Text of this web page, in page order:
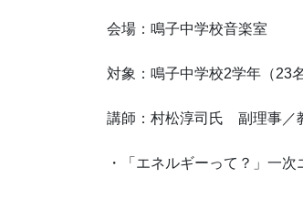
会場：鳴子中学校音楽室
対象：鳴子中学校2学年（23名
講師：村松淳司氏 副理事／
・「エネルギーって？」一